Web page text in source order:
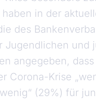
haben in der
des
Jugendlichen und
angegeben,
Corona-Krise
(29%) für